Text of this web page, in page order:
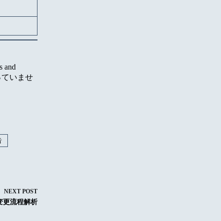
and
ていませ
NEXT POST
更流程解析